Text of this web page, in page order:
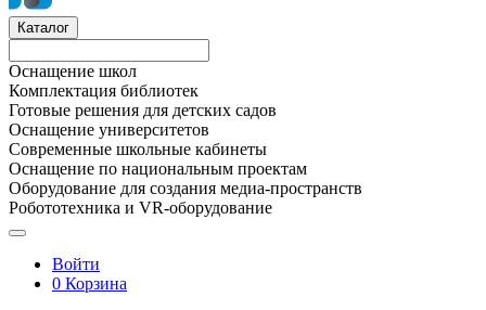
Каталог
Оснащение школ
Комплектация библиотек
Готовые решения для детских садов
Оснащение университетов
Современные школьные кабинеты
Оснащение по национальным проектам
Оборудование для создания медиа-пространств
Робототехника и VR-оборудование
Войти
0 Корзина